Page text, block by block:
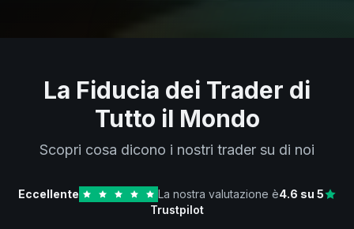
La Fiducia dei Trader di
Tutto il Mondo
Scopri cosa dicono i nostri trader su di noi
Eccellente La nostra valutazione è4.6 su 5
Trustpilot